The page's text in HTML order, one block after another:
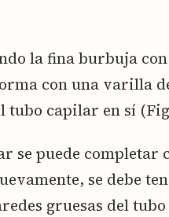
la fina burbuja
con una varilla
tubo capilar en sí
se puede completar
se debe
gruesas del